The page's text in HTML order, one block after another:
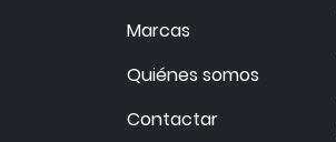
Marcas
Quiénes somos
Contactar